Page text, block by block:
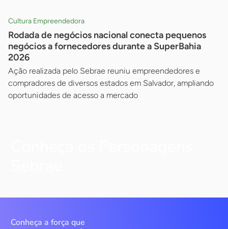
Cultura Empreendedora
Rodada de negócios nacional conecta pequenos
negócios a fornecedores durante a SuperBahia
2026
Ação realizada pelo Sebrae reuniu empreendedores e
compradores de diversos estados em Salvador, ampliando
oportunidades de acesso a mercado
Conheça a força que